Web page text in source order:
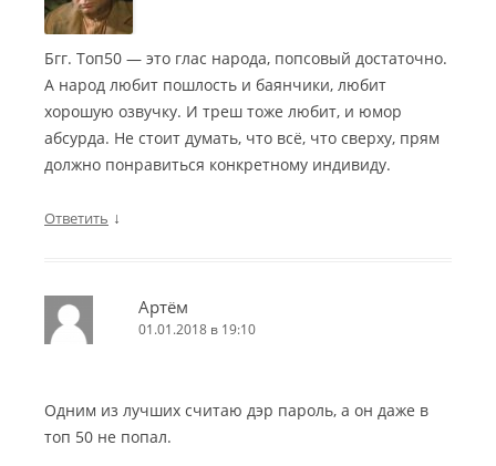
Бгг. Топ50 — это глас народа, попсовый достаточно.
А народ любит пошлость и баянчики, любит
хорошую озвучку. И треш тоже любит, и юмор
абсурда. Не стоит думать, что всё, что сверху, прям
должно понравиться конкретному индивиду.
Ответить ↓
Артём
01.01.2018 в 19:10
Одним из лучших считаю дэр пароль, а он даже в
топ 50 не попал.